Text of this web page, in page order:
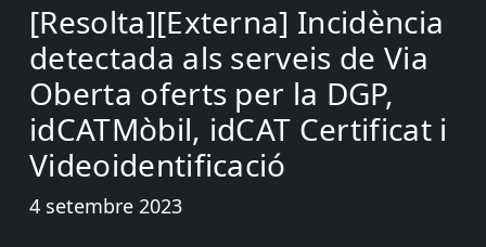
[Resolta][Externa] Incidència
detectada als serveis de Via
Oberta oferts per la DGP,
idCATMòbil, idCAT Certificat i
Videoidentificació
4 setembre 2023